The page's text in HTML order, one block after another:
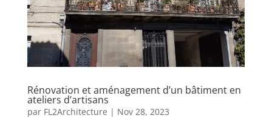
Rénovation et aménagement d’un bâtiment en
ateliers d’artisans
par FL2Architecture | Nov 28, 2023